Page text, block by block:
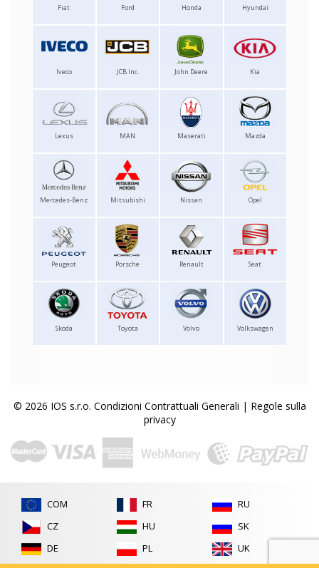
Fiat Ford Honda Hyundai
Iveco JCB Inc. John Deere Kia
Lexus MAN Maserati Mazda
Mercedes-Benz Mitsubishi Nissan Opel
Peugeot Porsche Renault Seat
Skoda Toyota Volvo Volkswagen
© 2026 IOS s.r.o. Condizioni Contrattuali Generali | Regole sulla
privacy
COM
CZ
DE
FR
HU
PL
RU
SK
UK